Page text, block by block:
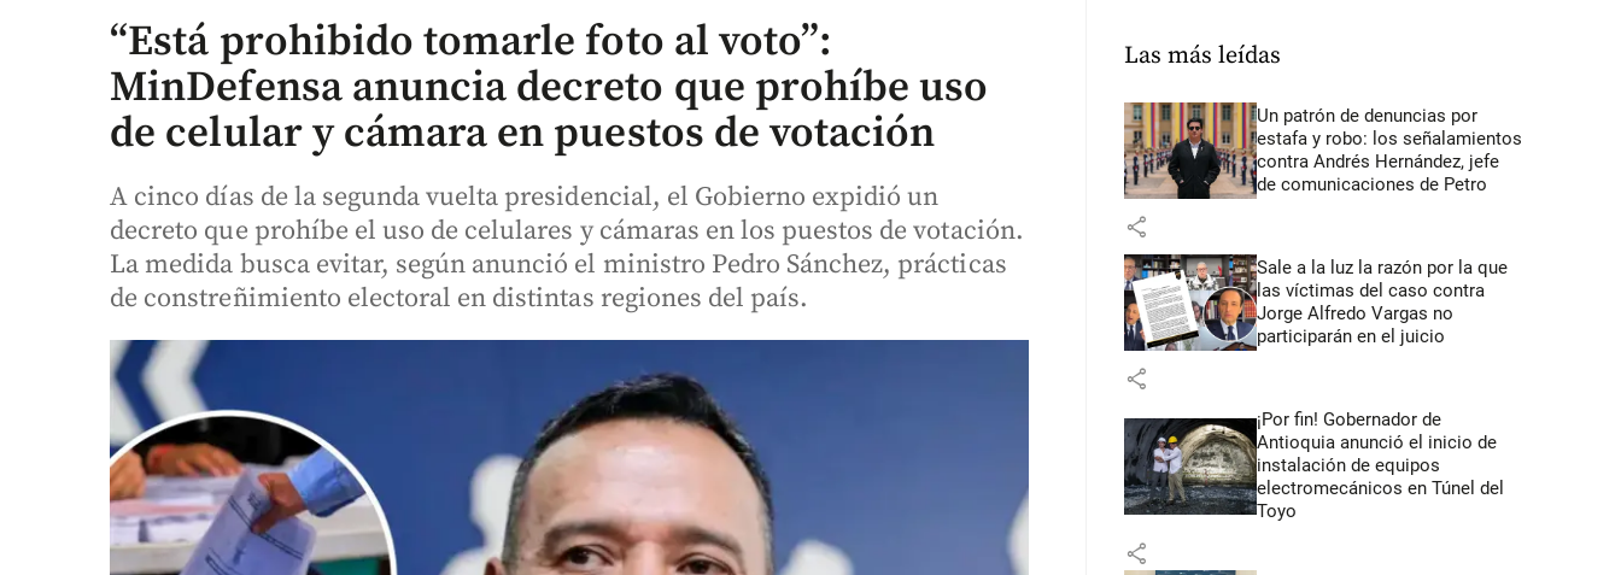
“Está prohibido tomarle foto al voto”:
MinDefensa anuncia decreto que prohíbe uso
de celular y cámara en puestos de votación
A cinco días de la segunda vuelta presidencial, el Gobierno expidió un
decreto que prohíbe el uso de celulares y cámaras en los puestos de votación.
La medida busca evitar, según anunció el ministro Pedro Sánchez, prácticas
de constreñimiento electoral en distintas regiones del país.
Las más leídas
Un patrón de denuncias por
estafa y robo: los señalamientos
contra Andrés Hernández, jefe
de comunicaciones de Petro
share
Sale a la luz la razón por la que
las víctimas del caso contra
Jorge Alfredo Vargas no
participarán en el juicio
share
¡Por fin! Gobernador de
Antioquia anunció el inicio de
instalación de equipos
electromecánicos en Túnel del
Toyo
share